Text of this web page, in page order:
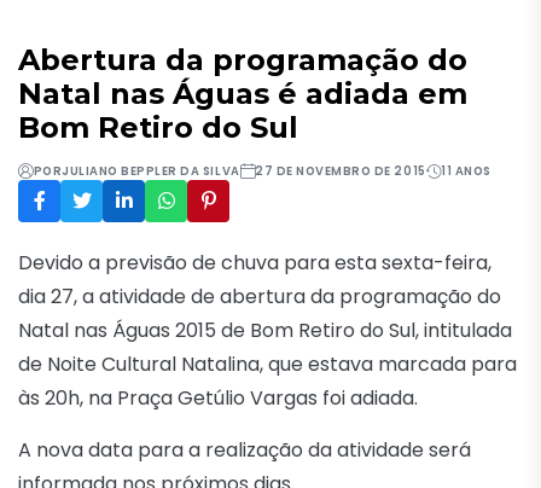
Abertura da programação do
Natal nas Águas é adiada em
Bom Retiro do Sul
PORJULIANO BEPPLER DA SILVA 27 DE NOVEMBRO DE 2015 11 ANOS
Devido a previsão de chuva para esta sexta-feira,
dia 27, a atividade de abertura da programação do
Natal nas Águas 2015 de Bom Retiro do Sul, intitulada
de Noite Cultural Natalina, que estava marcada para
às 20h, na Praça Getúlio Vargas foi adiada.
A nova data para a realização da atividade será